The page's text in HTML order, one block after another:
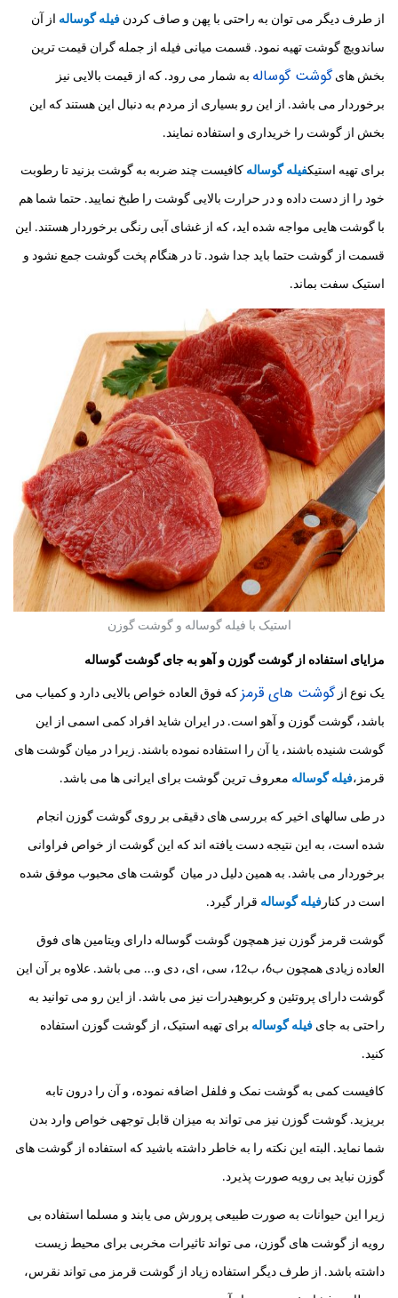
از طرف دیگر می توان به راحتی با پهن و صاف کردن فیله گوساله از آن
ساندویچ گوشت تهیه نمود. قسمت میانی فیله از جمله گران قیمت ترین
بخش های گوشت گوساله به شمار می رود. که از قیمت بالایی نیز
برخوردار می باشد. از این رو بسیاری از مردم به دنبال این هستند که این
بخش از گوشت را خریداری و استفاده نمایند.
برای تهیه استیکفیله گوساله کافیست چند ضربه به گوشت بزنید تا رطوبت
خود را از دست داده و در حرارت بالایی گوشت را طبخ نمایید. حتما شما هم
با گوشت هایی مواجه شده اید، که از غشای آبی رنگی برخوردار هستند. این
قسمت از گوشت حتما باید جدا شود. تا در هنگام پخت گوشت جمع نشود و
استیک سفت بماند.
استیک با فیله گوساله و گوشت گوزن
مزایای استفاده از گوشت گوزن و آهو به جای گوشت گوساله
یک نوع از گوشت های قرمز که فوق العاده خواص بالایی دارد و کمیاب می
باشد، گوشت گوزن و آهو است. در ایران شاید افراد کمی اسمی از این
گوشت شنیده باشند، یا آن را استفاده نموده باشند. زیرا در میان گوشت های
قرمز،فیله گوساله معروف ترین گوشت برای ایرانی ها می باشد.
در طی سالهای اخیر که بررسی های دقیقی بر روی گوشت گوزن انجام
شده است، به این نتیجه دست یافته اند که این گوشت از خواص فراوانی
برخوردار می باشد. به همین دلیل در میان گوشت های محبوب موفق شده
است در کنار فیله گوساله قرار گیرد.
گوشت قرمز گوزن نیز همچون گوشت گوساله دارای ویتامین های فوق
العاده زیادی همچون ب6، ب12، سی، ای، دی و... می باشد. علاوه بر آن این
گوشت دارای پروتئین و کربوهیدرات نیز می باشد. از این رو می توانید به
راحتی به جای فیله گوساله برای تهیه استیک، از گوشت گوزن استفاده
کنید.
کافیست کمی به گوشت نمک و فلفل اضافه نموده، و آن را درون تابه
بریزید. گوشت گوزن نیز می تواند به میزان قابل توجهی خواص وارد بدن
شما نماید. البته این نکته را به خاطر داشته باشید که استفاده از گوشت های
گوزن نباید بی رویه صورت پذیرد.
زیرا این حیوانات به صورت طبیعی پرورش می یابند و مسلما استفاده بی
رویه از گوشت های گوزن، می تواند تاثیرات مخربی برای محیط زیست
داشته باشد. از طرف دیگر استفاده زیاد از گوشت قرمز می تواند نقرس،